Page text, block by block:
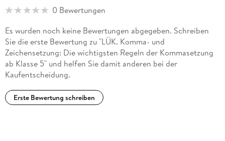
Herstelleradresse
66, 38104 Braunschweig, Produktsicherheit,
service@westermann.de
0 Bewertungen
Es wurden noch keine Bewertungen abgegeben. Schreiben
Sie die erste Bewertung zu "LÜK. Komma- und
Zeichensetzung: Die wichtigsten Regeln der Kommasetzung
ab Klasse 5" und helfen Sie damit anderen bei der
Kaufentscheidung.
Erste Bewertung schreiben